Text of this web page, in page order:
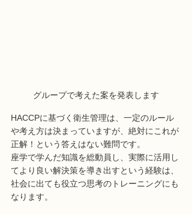
グループで考えた案を発表します
HACCPに基づく衛生管理は、一定のルール
や考え方は決まっていますが、絶対にこれが
正解！という答えはない難問です。
座学で学んだ知識を総動員し、実際に活用し
てより良い解決策を導き出すという経験は、
社会に出ても役立つ思考のトレーニングにも
なります。